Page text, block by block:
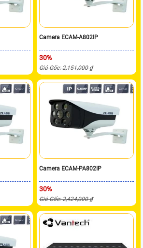
Camera ECAM-A802IP
30%
Giá Gốc: 2,151,000 ₫
Camera ECAM-PA802IP
30%
Giá Gốc: 2,424,000 ₫